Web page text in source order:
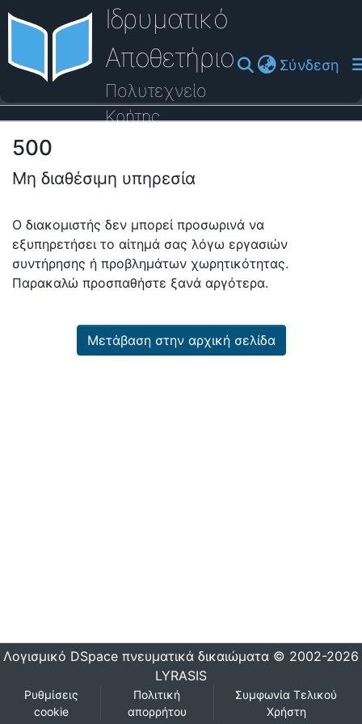
Ιδρυματικό
Αποθετήριο
Πολυτεχνείο
Κρήτης
Σύνδεση
Οδηγός Βοήθειας
500
Μη διαθέσιμη υπηρεσία
Ο διακομιστής δεν μπορεί προσωρινά να
εξυπηρετήσει το αίτημά σας λόγω εργασιών
συντήρησης ή προβλημάτων χωρητικότητας.
Παρακαλώ προσπαθήστε ξανά αργότερα.
Μετάβαση στην αρχική σελίδα
Λογισμικό DSpace πνευματικά δικαιώματα © 2002-2026
LYRASIS
Ρυθμίσεις
cookie
Πολιτική
απορρήτου
Συμφωνία Τελικού
Χρήστη